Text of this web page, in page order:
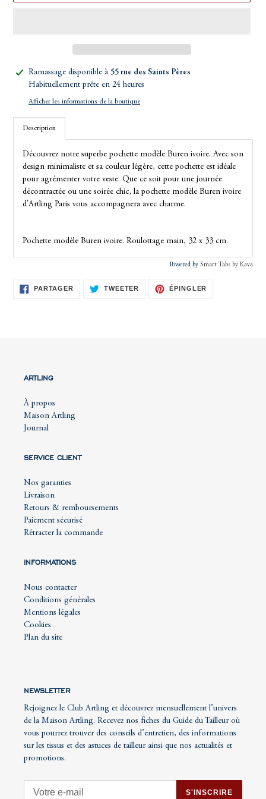
Ajout
produit
Ramassage disponible à 55 rue des Saints Pères
Habituellement prête en 24 heures
Afficher les informations de la boutique
Description
Découvrez notre superbe pochette modèle Buren ivoire. Avec son
design minimaliste et sa couleur légère, cette pochette est idéale
pour agrémenter votre veste. Que ce soit pour une journée
décontractée ou une soirée chic, la pochette modèle Buren ivoire
d'Artling Paris vous accompagnera avec charme.
Pochette modèle Buren ivoire. Roulottage main, 32 x 33 cm.
Powered by Smart Tabs by Kava
PARTAGER PARTAGERTWEETER TWEETERÉPINGLER
ARTLING
À propos
Maison Artling
Journal
SERVICE CLIENT
Nos garanties
Livraison
Retours & remboursements
Paiement sécurisé
Rétracter la commande
INFORMATIONS
Nous contacter
Conditions générales
Mentions légales
Cookies
Plan du site
NEWSLETTER
Rejoignez le Club Artling et découvrez mensuellement l’univers
de la Maison Artling. Recevez nos fiches du Guide du Tailleur où
vous pourrez trouver des conseils d’entretien, des informations
sur les tissus et des astuces de tailleur ainsi que nos actualités et
promotions.
S'INSCRIRE